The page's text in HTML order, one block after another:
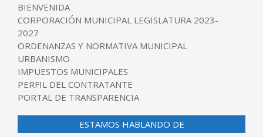
BIENVENIDA
CORPORACIÓN MUNICIPAL LEGISLATURA 2023-
2027
ORDENANZAS Y NORMATIVA MUNICIPAL
URBANISMO
IMPUESTOS MUNICIPALES
PERFIL DEL CONTRATANTE
PORTAL DE TRANSPARENCIA
ESTAMOS HABLANDO DE